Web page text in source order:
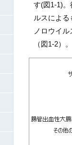
す(図1-1)
ルスによ
ノロウイ
（図1-2）。